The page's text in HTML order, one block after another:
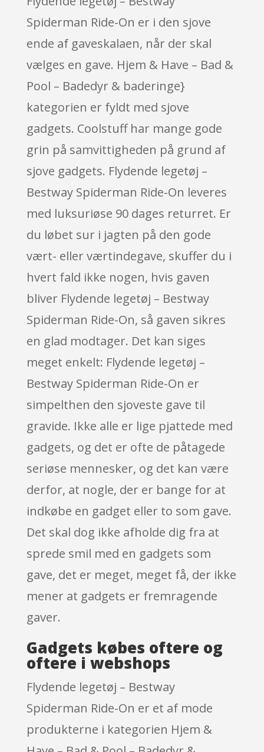
Spiderman Ride-On er i den sjove
ende af gaveskalaen, når der skal
vælges en gave. Hjem & Have – Bad &
Pool – Badedyr & baderinge}
kategorien er fyldt med sjove
gadgets. Coolstuff har mange gode
grin på samvittigheden på grund af
sjove gadgets. Flydende legetøj –
Bestway Spiderman Ride-On leveres
med luksuriøse 90 dages returret. Er
du løbet sur i jagten på den gode
vært- eller værtindegave, skuffer du i
hvert fald ikke nogen, hvis gaven
bliver Flydende legetøj – Bestway
Spiderman Ride-On, så gaven sikres
en glad modtager. Det kan siges
meget enkelt: Flydende legetøj –
Bestway Spiderman Ride-On er
simpelthen den sjoveste gave til
gravide. Ikke alle er lige pjattede med
gadgets, og det er ofte de påtagede
seriøse mennesker, og det kan være
derfor, at nogle, der er bange for at
indkøbe en gadget eller to som gave.
Det skal dog ikke afholde dig fra at
sprede smil med en gadgets som
gave, det er meget, meget få, der ikke
mener at gadgets er fremragende
gaver.
Gadgets købes oftere og
oftere i webshops
Flydende legetøj – Bestway
Spiderman Ride-On er et af mode
produkterne i kategorien Hjem &